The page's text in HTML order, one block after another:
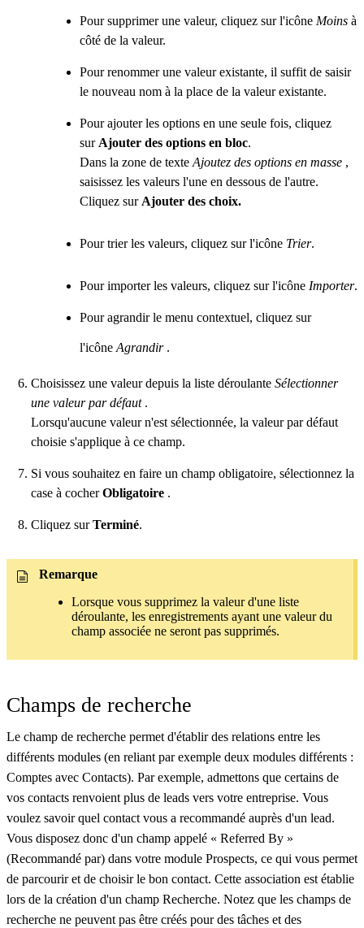
Pour supprimer une valeur, cliquez sur l'icône Moins à
côté de la valeur.
Pour renommer une valeur existante, il suffit de saisir
le nouveau nom à la place de la valeur existante.
Pour ajouter les options en une seule fois, cliquez
sur Ajouter des options en bloc.
Dans la zone de texte Ajoutez des options en masse ,
saisissez les valeurs l'une en dessous de l'autre.
Cliquez sur Ajouter des choix.
Pour trier les valeurs, cliquez sur l'icône Trier.
Pour importer les valeurs, cliquez sur l'icône Importer.
Pour agrandir le menu contextuel, cliquez sur
l'icône Agrandir.
Choisissez une valeur depuis la liste déroulante Sélectionner
une valeur par défaut.
Lorsqu'aucune valeur n'est sélectionnée, la valeur par défaut
choisie s'applique à ce champ.
Si vous souhaitez en faire un champ obligatoire, sélectionnez la
case à cocherObligatoire .
Cliquez surTerminé.
Remarque
Lorsque vous supprimez la valeur d'une liste
déroulante, les enregistrements ayant une valeur du
champ associée ne seront pas supprimés.
Champs de recherche
Le champ de recherche permet d'établir des relations entre les
différents modules (en reliant par exemple deux modules différents :
Comptes avec Contacts). Par exemple, admettons que certains de
vos contacts renvoient plus de leads vers votre entreprise. Vous
voulez savoir quel contact vous a recommandé auprès d'un lead.
Vous disposez donc d'un champ appelé « Referred By »
(Recommandé par) dans votre module Prospects, ce qui vous permet
de parcourir et de choisir le bon contact. Cette association est établie
lors de la création d'un champ Recherche. Notez que les champs de
recherche ne peuvent pas être créés pour des tâches et des